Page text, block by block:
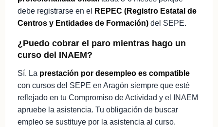
debe registrarse en el
REPEC (Registro Estatal de
Centros y Entidades de Formación)del SEPE.
¿Puedo cobrar el paro mientras hago un
curso del INAEM?
Sí. La prestación por desempleo es compatible
con cursos del SEPE en Aragón siempre que esté
reflejado en tu Compromiso de Actividad y el INAEM
apruebe la asistencia. Tu obligación de buscar
empleo se sustituye por la asistencia al curso.